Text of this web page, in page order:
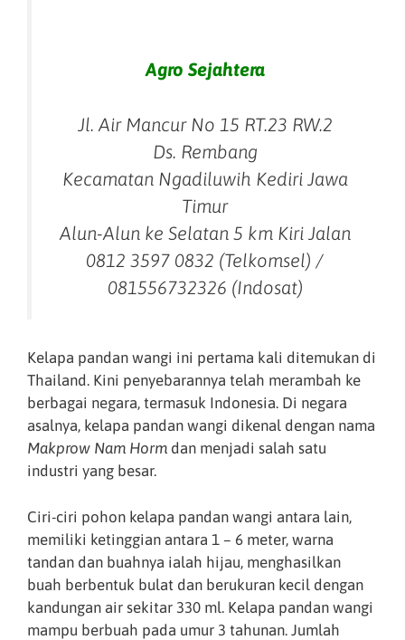
Agro Sejahtera
Jl. Air Mancur No 15 RT.23 RW.2
Ds. Rembang
Kecamatan Ngadiluwih Kediri Jawa
Timur
Alun-Alun ke Selatan 5 km Kiri Jalan
0812 3597 0832 (Telkomsel) /
081556732326 (Indosat)
Kelapa pandan wangi ini pertama kali ditemukan di
Thailand. Kini penyebarannya telah merambah ke
berbagai negara, termasuk Indonesia. Di negara
asalnya, kelapa pandan wangi dikenal dengan nama
Makprow Nam Horm dan menjadi salah satu
industri yang besar.
Ciri-ciri pohon kelapa pandan wangi antara lain,
memiliki ketinggian antara 1 – 6 meter, warna
tandan dan buahnya ialah hijau, menghasilkan
buah berbentuk bulat dan berukuran kecil dengan
kandungan air sekitar 330 ml. Kelapa pandan wangi
mampu berbuah pada umur 3 tahunan. Jumlah